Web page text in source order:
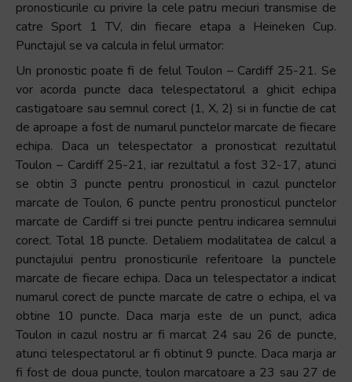
pronosticurile cu privire la cele patru meciuri transmise de
catre Sport 1 TV, din fiecare etapa a Heineken Cup.
Punctajul se va calcula in felul urmator:
Un pronostic poate fi de felul Toulon – Cardiff 25-21. Se
vor acorda puncte daca telespectatorul a ghicit echipa
castigatoare sau semnul corect (1, X, 2) si in functie de cat
de aproape a fost de numarul punctelor marcate de fiecare
echipa. Daca un telespectator a pronosticat rezultatul
Toulon – Cardiff 25-21, iar rezultatul a fost 32-17, atunci
se obtin 3 puncte pentru pronosticul in cazul punctelor
marcate de Toulon, 6 puncte pentru pronosticul punctelor
marcate de Cardiff si trei puncte pentru indicarea semnului
corect. Total 18 puncte. Detaliem modalitatea de calcul a
punctajului pentru pronosticurile referitoare la punctele
marcate de fiecare echipa. Daca un telespectator a indicat
numarul corect de puncte marcate de catre o echipa, el va
obtine 10 puncte. Daca marja este de un punct, adica
Toulon in cazul nostru ar fi marcat 24 sau 26 de puncte,
atunci telespectatorul ar fi obtinut 9 puncte. Daca marja ar
fi fost de doua puncte, toulon marcatoare a 23 sau 27 de